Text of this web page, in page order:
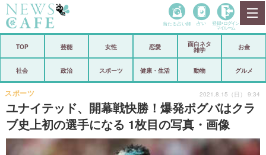
政治
経済
芸能 スポーツ
恋愛 ビックリ
当たる占い師 占い 登録• ログイン
マイルーム
TOP 芸能 女性 恋愛
面白ネタ
雑学
お金
社会 政治 スポーツ 健康・生活 動物 グルメ
ユナイテッド、開幕戦快勝！爆発ポグバはクラ
ブ史上初の選手になる 1枚目の写真・画像
スポーツ 2021.8.15（日） 9:34